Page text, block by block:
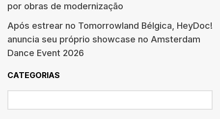
por obras de modernização
Após estrear no Tomorrowland Bélgica, HeyDoc!
anuncia seu próprio showcase no Amsterdam
Dance Event 2026
CATEGORIAS